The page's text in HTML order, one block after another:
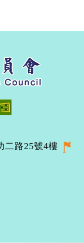
二路25號4樓